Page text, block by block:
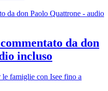
da don
incluso